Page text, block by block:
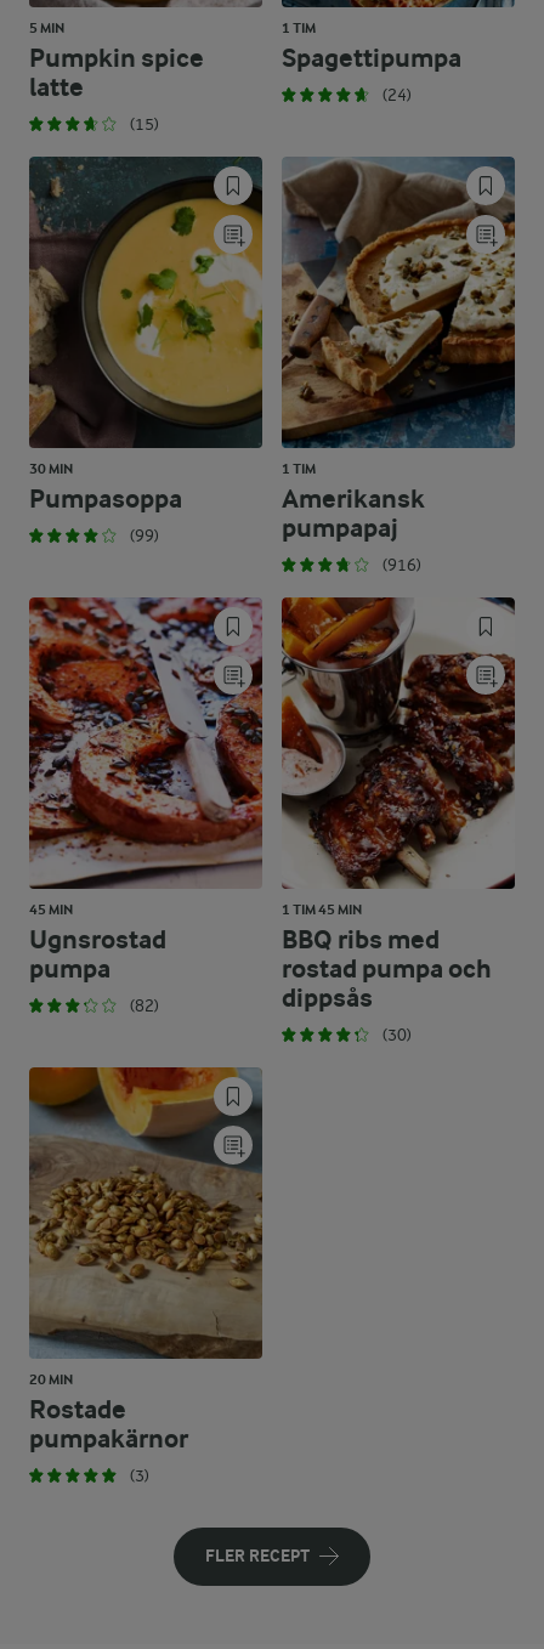
5 MIN
Pumpkin spice
latte
(15)
1 TIM
Spagettipumpa
(24)
30 MIN
Pumpasoppa
(99)
1 TIM
Amerikansk
pumpapaj
(916)
45 MIN
Ugnsrostad
pumpa
(82)
1 TIM 45 MIN
BBQ ribs med
rostad pumpa och
dippsås
(30)
20 MIN
Rostade
pumpakärnor
(3)
FLER RECEPT